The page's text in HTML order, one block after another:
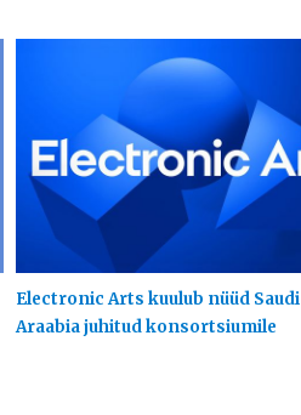
Electronic Arts kuulub nüüd Saudi
Araabia juhitud konsortsiumile